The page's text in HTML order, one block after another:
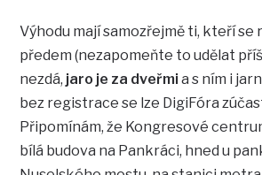
Výhodu mají samozřejmě ti, kteří
předem (nezapomeňte to udělat
nezdá, jaro je za dveřmia s ním i
bez registrace se lze DigiFóra
Připomínám, že Kongresové
bílá budova na Pankráci, hned u